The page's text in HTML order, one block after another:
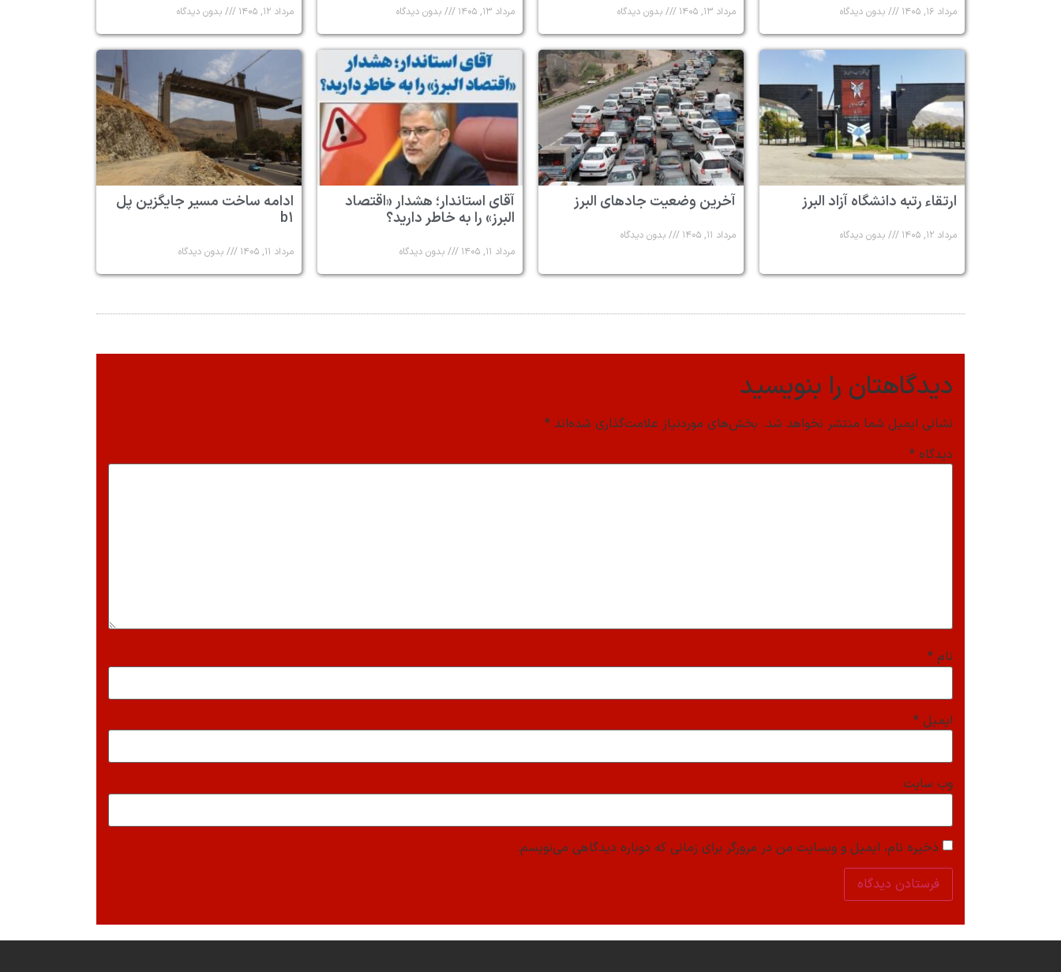
مرداد ۱۶, ۱۴۰۵ بدون دیدگاه مرداد ۱۳, ۱۴۰۵ بدون دیدگاه مرداد ۱۳, ۱۴۰۵ بدون دیدگاه مرداد ۱۲, ۱۴۰۵ بدون دیدگاه
ارتقاء رتبه دانشگاه آزاد البرز
مرداد ۱۲, ۱۴۰۵ بدون دیدگاه
آخرین وضعیت جادهای البرز
مرداد ۱۱, ۱۴۰۵ بدون دیدگاه
آقای استاندار؛ هشدار «اقتصاد
البرز» را به خاطر دارید؟
مرداد ۱۱, ۱۴۰۵ بدون دیدگاه
ادامه ساخت مسیر جایگزین پل
b۱
مرداد ۱۱, ۱۴۰۵ بدون دیدگاه
دیدگاهتان را بنویسید
نشانی ایمیل شما منتشر نخواهد شد. بخش‌های موردنیاز علامت‌گذاری شده‌اند *
دیدگاه *
نام *
ایمیل *
وب‌ سایت
ذخیره نام، ایمیل و وبسایت من در مرورگر برای زمانی که دوباره دیدگاهی می‌نویسم.